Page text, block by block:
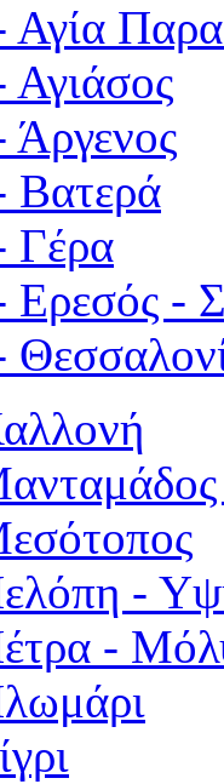
Αγία
Άργενος
Βατερά
Γέρα
Ερεσός -
-
-